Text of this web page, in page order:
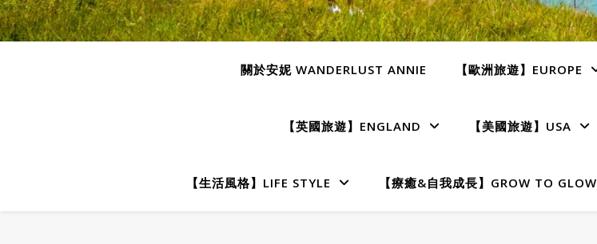
關於安妮 WANDERLUST ANNIE 【歐洲旅遊】EUROPE
【英國旅遊】ENGLAND 【美國旅遊】USA
【生活風格】LIFE STYLE 【療癒&自我成長】GROW TO GLOW